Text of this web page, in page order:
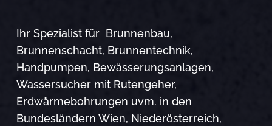
Ihr Spezialist für Brunnenbau,
Brunnenschacht, Brunnentechnik,
Handpumpen, Bewässerungsanlagen,
Wassersucher mit Rutengeher,
Erdwärmebohrungen uvm. in den
Bundesländern Wien, Niederösterreich,